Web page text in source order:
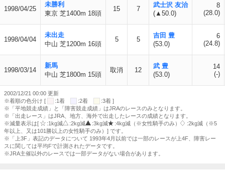
1998/04/25
未勝利
東京 芝1400m 18頭
15 7
武士沢 友治
(▲50.0)
8
(28.0)
1998/04/04
未出走
中山 芝1200m 16頭
5 5
吉田 豊
(53.0)
6
(24.8)
1998/03/14
新馬
中山 芝1800m 15頭
取消 12
武 豊
(53.0)
14
(-)
2002/12/21 00:00 更新
※着順の色分け [
:1着 :2着
:3着 ]
※「平地競走成績」と「障害競走成績」はJRAのレースのみとなります。
※「出走レース」はJRA、地方、海外で出走したレースの成績となります。
※減量表示は[
:1kg減 :2kg減 :3kg減 :4kg減（※女性騎手のみ）
:2kg減（※5
年以上、又は101勝以上の女性騎手のみ）] です。
※「上3F」表記のデータについて 1993年4月以前では一部のレースが上4F、障害レー
スに関しては平均Fで計測されたデータです。
※JRA主催以外のレースでは一部データがない場合があります。